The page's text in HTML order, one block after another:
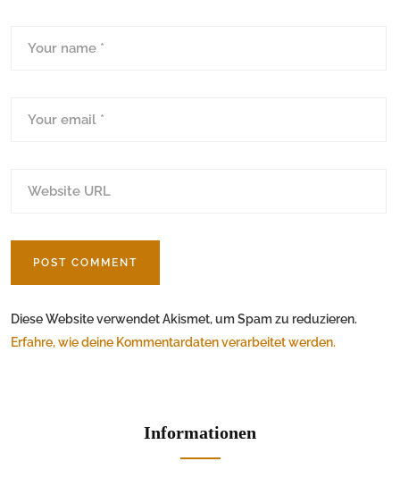
Diese Website verwendet Akismet, um Spam zu reduzieren.
Erfahre, wie deine Kommentardaten verarbeitet werden.
Informationen